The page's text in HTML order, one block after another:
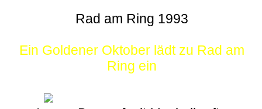
Rad am Ring 1993
Ein Goldener Oktober lädt zu Rad am
Ring ein